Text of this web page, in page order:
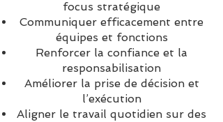
focus stratégique
Communiquer efficacement entre
équipes et fonctions
Renforcer la confiance et la
responsabilisation
Améliorer la prise de décision et
l’exécution
Aligner le travail quotidien sur des